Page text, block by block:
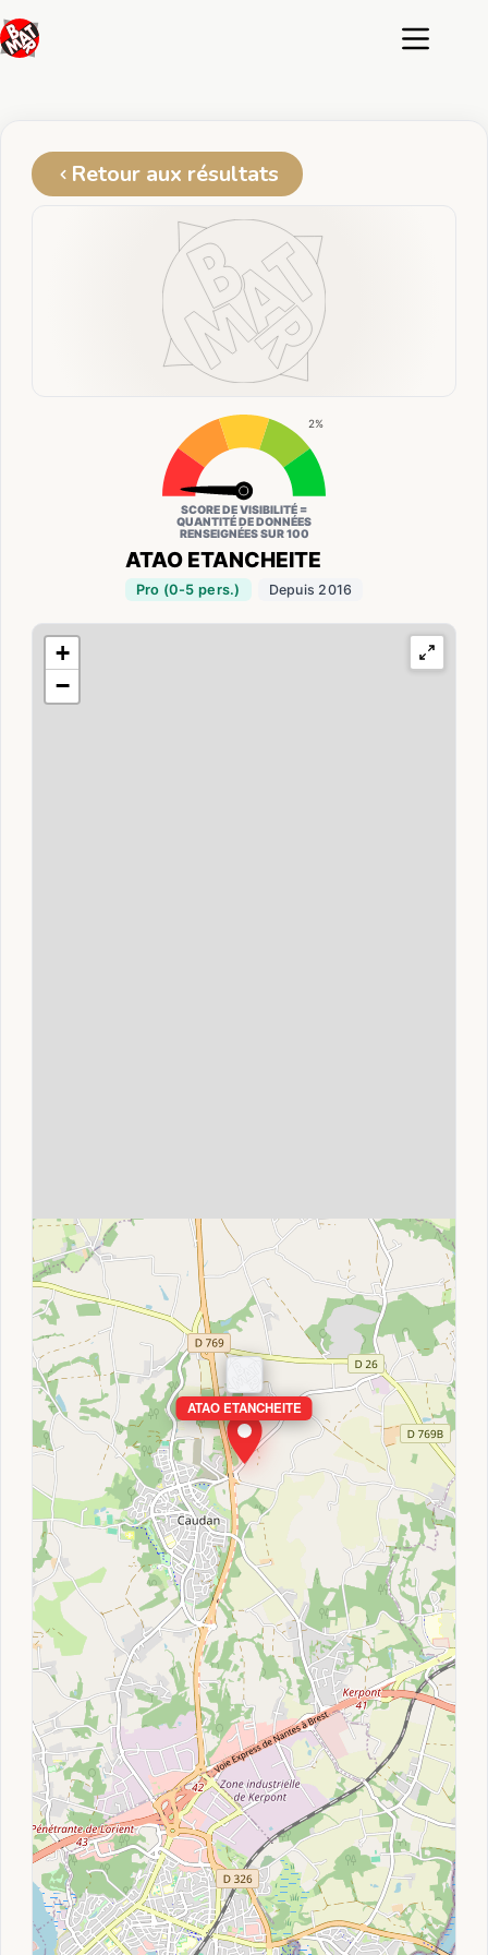
au
contenu
Retour aux résultats
ATAO ETANCHEITE
Pro (0-5 pers.) Depuis 2016
2%
SCORE DE VISIBILITÉ =
QUANTITÉ DE DONNÉES
RENSEIGNÉES SUR 100
ATAO ETANCHEITE
+
−